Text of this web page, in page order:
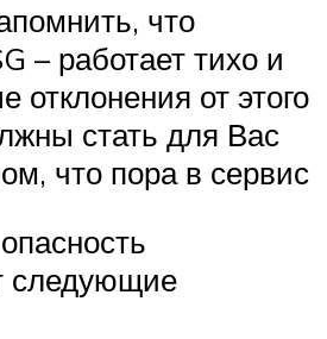
что
– работает тихо и
отклонения от этого
стать для Вас
что пора в сервис
следующие